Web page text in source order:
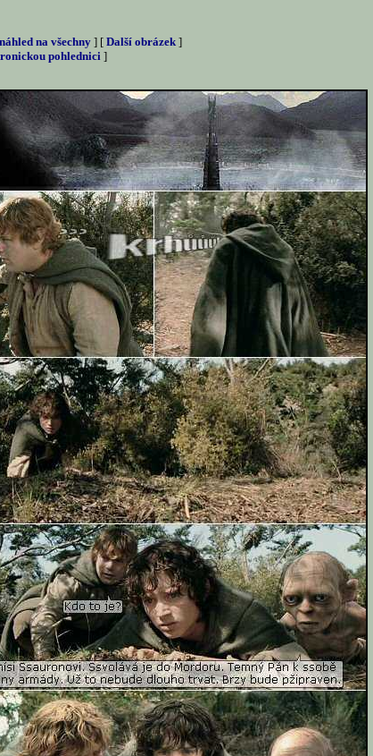
na všechny ] [ Další obrázek ]
pohlednici ]